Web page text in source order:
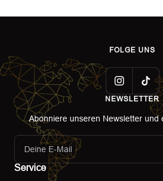
FOLGE UNS
NEWSLETTER
Abonniere unseren Newsletter und
Deine E-Mail
Service